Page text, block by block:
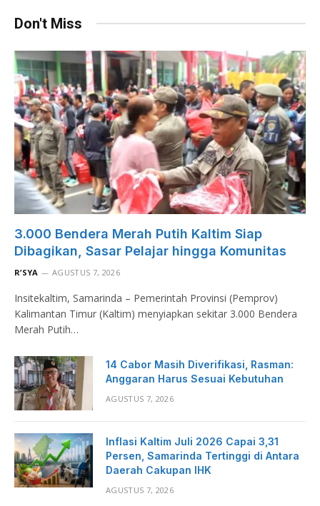
Don't Miss
3.000 Bendera Merah Putih Kaltim Siap
Dibagikan, Sasar Pelajar hingga Komunitas
R’SYA AGUSTUS 7, 2026
Insitekaltim, Samarinda – Pemerintah Provinsi (Pemprov)
Kalimantan Timur (Kaltim) menyiapkan sekitar 3.000 Bendera
Merah Putih…
14 Cabor Masih Diverifikasi, Rasman:
Anggaran Harus Sesuai Kebutuhan
AGUSTUS 7, 2026
Inflasi Kaltim Juli 2026 Capai 3,31
Persen, Samarinda Tertinggi di Antara
Daerah Cakupan IHK
AGUSTUS 7, 2026